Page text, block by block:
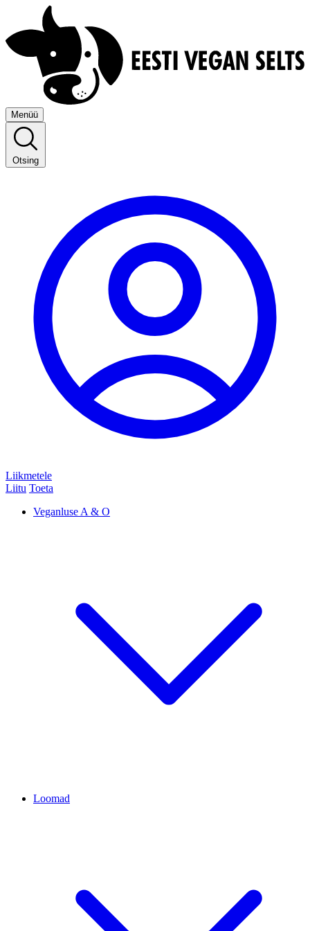
Menüü
Otsing
Liikmetele
Liitu Toeta
Veganluse A & O
Loomad